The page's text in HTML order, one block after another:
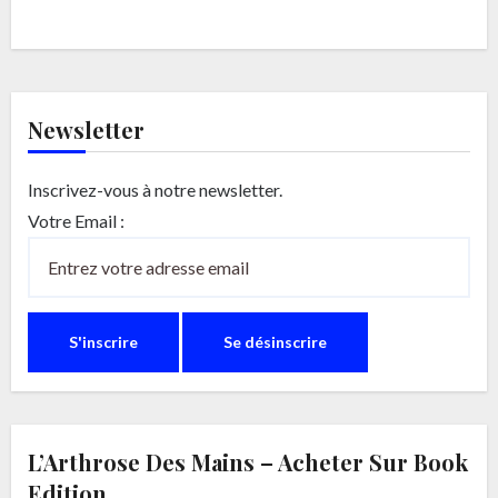
Newsletter
Inscrivez-vous à notre newsletter.
Votre Email :
L’Arthrose Des Mains – Acheter Sur Book